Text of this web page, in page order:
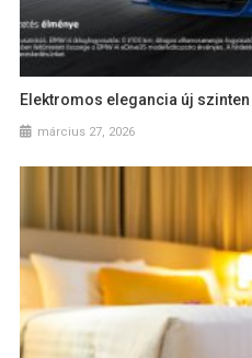
Elektromos elegancia új szinten
március 27, 2026